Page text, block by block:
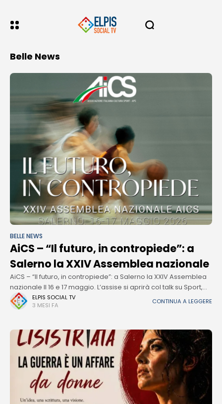
Belle News
BELLE NEWS
AiCS – “Il futuro, in contropiede”: a
Salerno la XXIV Assemblea nazionale
AiCS – “Il futuro, in contropiede”: a Salerno la XXIV Assemblea
nazionale Il 16 e 17 maggio. L’assise si aprirà col talk su Sport,
turismo e volontariato. A seguire, la
ELPIS SOCIAL TV
3 MESI FA
CONTINUA A LEGGERE